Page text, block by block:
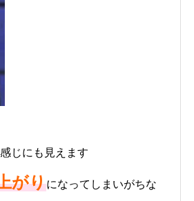
じにも見えます
がりになってしまいがちな